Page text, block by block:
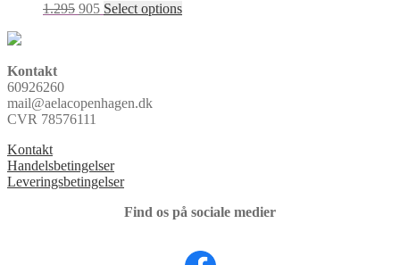
1.295 905 Select options
Kontakt
60926260
mail@aelacopenhagen.dk
CVR 78576111
Kontakt
Handelsbetingelser
Leveringsbetingelser
Find os på sociale medier